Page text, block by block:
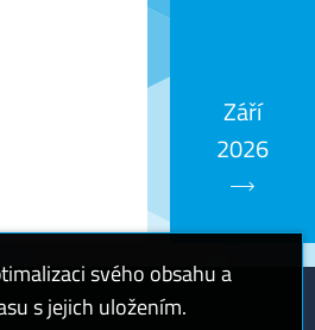
Září
2026
svého obsahu a
s jejich uložením.